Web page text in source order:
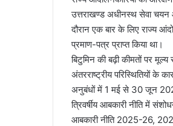
उत्तराखण्ड अधीनस्थ सेवा चयन
दौरान एक बार के लिए राज्य
प्रमाण-पत्र प्राप्त किया था।
बिटुमिन की बढ़ी कीमतों पर
अंतरराष्ट्रीय परिस्थितियों के
अनुबंधों में 1 मई से 30 जून
त्रिवर्षीय आबकारी नीति में
आबकारी नीति 2025-26,